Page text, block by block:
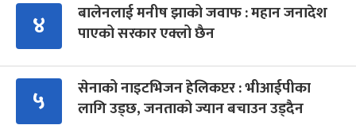
४
बालेनलाई मनीष झाको जवाफ : महान जनादेश
पाएको सरकार एक्लो छैन
५
सेनाको नाइटभिजन हेलिकप्टर : भीआईपीका
लागि उड्छ, जनताको ज्यान बचाउन उड्दैन